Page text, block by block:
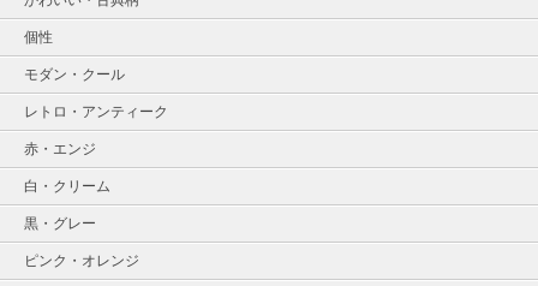
個性
モダン・クール
レトロ・アンティーク
赤・エンジ
白・クリーム
黒・グレー
ピンク・オレンジ